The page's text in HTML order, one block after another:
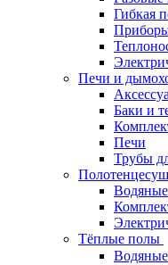
Гибкая
Приборы
Печи и
Баки и
Печи
Трубы
Тёплые полы